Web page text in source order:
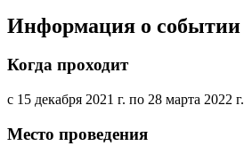
Информация о событии
Когда проходит
с 15 декабря 2021 г. по 28 марта 2022 г.
Место проведения